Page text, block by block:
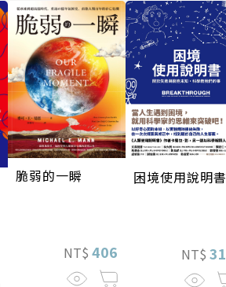
脆弱的一瞬
NT$ 406
困境使用說明書
NT$